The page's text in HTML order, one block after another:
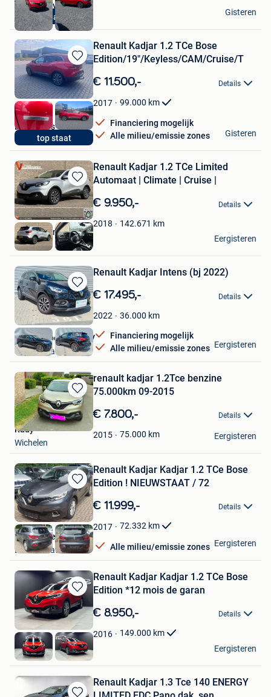
1jaar garantie
Tops & Kevin Cars
Geraardsbergen
Gisteren
Bewaren
in
Mijn
Favorieten
top staat
Renault Kadjar 1.2 TCe Bose
Edition/19"/Keyless/CAM/Cruise/T
€ 11.500,- Details
2017 99.000 km
Financiering mogelijk
Alle milieu/emissie zones
DS33-Cars
Balen
Gisteren
Bewaren
in
Mijn
Favorieten
Renault Kadjar 1.2 TCe Limited
Automaat | Climate | Cruise |
€ 9.950,- Details
2018 142.671 km
Vlashuizen B.V.
Lommel
Eergisteren
Bewaren
in
Mijn
Favorieten
Renault Kadjar Intens (bj 2022)
€ 17.495,- Details
2022 36.000 km
Financiering mogelijk
Alle milieu/emissie zones
De Autospecialist BV
Sint-Niklaas
Eergisteren
Bewaren
in
Mijn
Favorieten
renault kadjar 1.2Tce benzine
75.000km 09-2015
€ 7.800,- Details
2015 75.000 km
Rudy
Wichelen
Eergisteren
Bewaren
in
Mijn
Favorieten
Renault Kadjar Kadjar 1.2 TCe Bose
Edition ! NIEUWSTAAT / 72
€ 11.999,- Details
2017 72.332 km
Alle milieu/emissie zones
Alain Pype
Brasschaat
Eergisteren
Bewaren
in
Mijn
Favorieten
Renault Kadjar Kadjar 1.2 TCe Bose
Edition *12 mois de garan
€ 8.950,- Details
2016 149.000 km
E&L Cars
Herstal
Eergisteren
Renault Kadjar 1.3 Tce 140 ENERGY